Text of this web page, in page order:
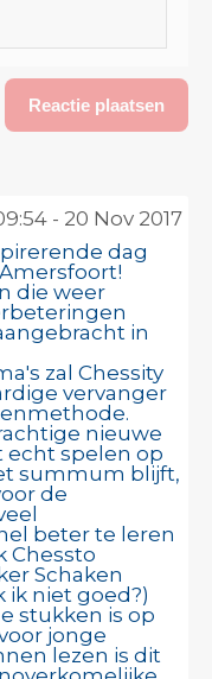
- 20 Nov 2017
dag
die weer
in
zal Chessity
vervanger
nieuwe
echt spelen op
summum blijft,
de
beter te leren
Chessto
Schaken
ik niet goed?)
stukken is op
jonge
lezen is dit